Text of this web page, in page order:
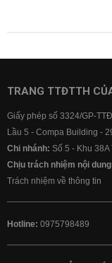
TRANG TTĐTTH
Giấy phép số 3324/GP-
Lầu 5 - Compa Building -
Chi nhánh: Số 5 - Khu
Chịu trách nhiệm nội
Trách nhiệm về thông tin
Hotline: 0975798489